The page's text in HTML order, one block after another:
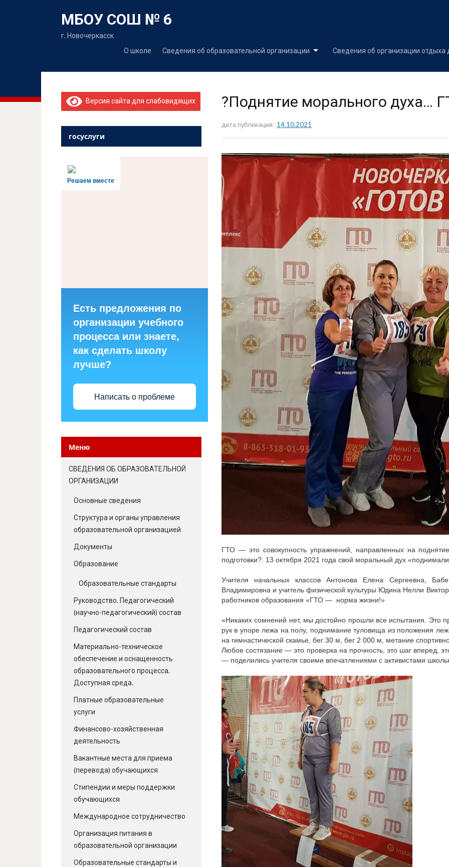
МБОУ СОШ № 6
г. Новочеркасск
О школе
Сведения об образовательной организации Сведения об организации отдыха
?Поднятие морального духа…
дата публикации: 14.10.2021
ГТО — это совокупность упражнений, направленных на
подготовки?. 13 октября 2021 года свой моральный дух
Учителя начальных классов Антонова Елена Сергеевна,
Владимировна и учитель физической культуры Юдина Нелли
работников образования «ГТО — норма жизни!»
«Никаких сомнений нет, мы достойно прошли все испытания. Это
рук в упоре лежа на полу, поднимание туловища из положения
на гимнастической скамье, бег 30 м, бег 2 000 м, метание
Любое состязание — это проверка на прочность, это шаг вперед,
— поделились учителя своими впечатлениями с активистами
Версия сайта для слабовидящих
госуслуги
Решаем вместе
Есть предложения по
организации учебного
процесса или знаете,
как сделать школу
лучше?
Написать о проблеме
Меню
СВЕДЕНИЯ ОБ ОБРАЗОВАТЕЛЬНОЙ
ОРГАНИЗАЦИИ
Основные сведения
Структура и органы управления
образовательной организацией
Документы
Образование
Образовательные стандарты
Руководство. Педагогический
(научно-педагогический) состав
Педагогический состав
Материально-техническое
обеспечение и оснащенность
образовательного процесса.
Доступная среда.
Платные образовательные
услуги
Финансово-хозяйственная
деятельность
Вакантные места для приема
(перевода) обучающихся
Стипендии и меры поддержки
обучающихся
Международное сотрудничество
Организация питания в
образовательной организации
Образовательные стандарты и